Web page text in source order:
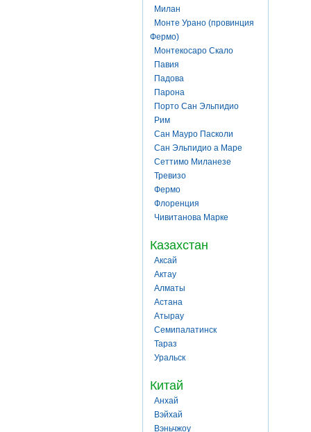
Милан
Монте Урано (провинция
Фермо)
Монтекосаро Скало
Павия
Падова
Парона
Порто Сан Эльпидио
Рим
Сан Мауро Пасколи
Сан Эльпидио а Маре
Сеттимо Миланезе
Тревизо
Фермо
Флоренция
Чивитанова Марке
Казахстан
Аксай
Актау
Алматы
Астана
Атырау
Семипалатинск
Тараз
Уральск
Китай
Анхай
Вэйхай
Вэньчжоу